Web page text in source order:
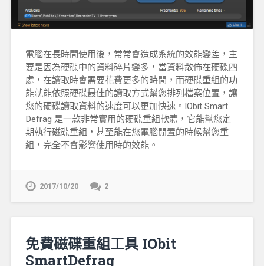
電腦在長時間使用後，常常會造成系統的效能變差，主
要是因為硬碟中的資料碎片變多，當資料散佈在硬碟四
處，在讀取時會需要花費更多的時間，而硬碟重組的功
能就能依照硬碟最佳的讀取方式幫您排列檔案位置，讓
您的硬碟讀取資料的速度可以更加快速。IObit Smart
Defrag 是一款非常實用的硬碟重組軟體，它能幫您定
期執行磁碟重組，甚至能在您電腦閒置的時候幫您重
組，完全不會影響使用時的效能。
2017/10/20 2
免費磁碟重組工具 IObit
SmartDefrag